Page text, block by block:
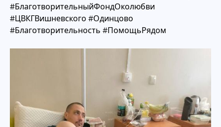
#БлаготворительныйФондОколюбви
#ЦВКГВишневского #Одинцово
#Благотворительность #ПомощьРядом